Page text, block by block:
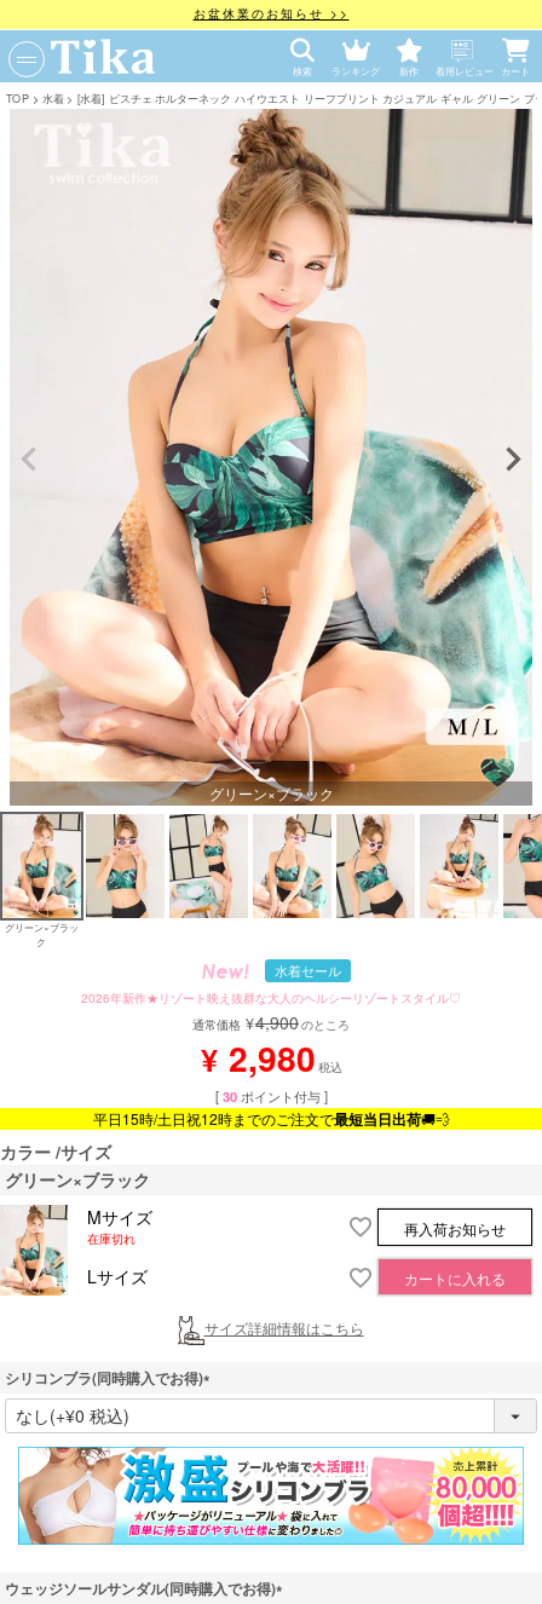
お盆休業のお知らせ >>
検索 ランキング 新作 着用レビュー カート
TOP 水着 [水着] ビスチェ ホルターネック ハイウエスト リーフプリント カジュアル ギャル グリーン
グリーン×ブラック
グリーン×ブラッ
ク
水着セール
2026年新作★リゾート映え抜群な大人のヘルシーリゾートスタイル♡
通常価格 ¥4,900のところ
¥ 2,980 税込
[ 30 ポイント付与 ]
平日15時/土日祝12時までのご注文で最短当日出荷🚚💨
カラー サイズ
グリーン×ブラック
Mサイズ
在庫切れ
再入荷お知らせ
Lサイズ カートに入れる
サイズ詳細情報はこちら
シリコンブラ(同時購入でお得)
(
必
須
)
ウェッジソールサンダル(同時購入でお得)